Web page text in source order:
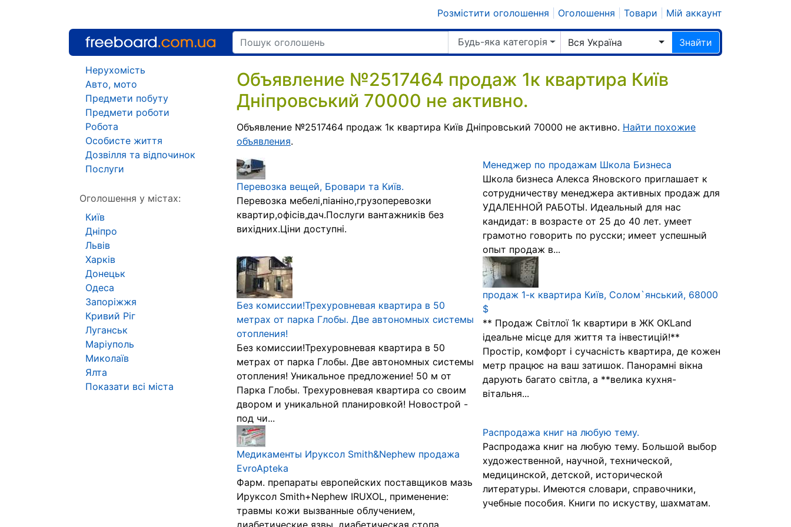
Розмістити оголошення Оголошення Товари Мій аккаунт
Будь-яка категорія Вся Україна Знайти
Объявление №2517464 продаж 1к квартира Київ
Дніпровський 70000 не активно.
Объявление №2517464 продаж 1к квартира Київ Дніпровський 70000 не активно. Найти похожие
объявления.
Перевозка вещей, Бровари та Київ.
Перевозка мебелі,піаніно,грузоперевозки
квартир,офісів,дач.Послуги вантажників без
вихідних.Ціни доступні.
Менеджер по продажам Школа Бизнеса
Школа бизнеса Алекса Яновского приглашает к
сотрудничеству менеджера активных продаж для
УДАЛЕННОЙ РАБОТЫ. Идеальный для нас
кандидат: в возрасте от 25 до 40 лет. умеет
грамотно говорить по русски; имеет успешный
опыт продаж в...
Без комиссии!Трехуровневая квартира в 50
метрах от парка Глобы. Две автономных системы
отопления!
Без комиссии!Трехуровневая квартира в 50
метрах от парка Глобы. Две автономных системы
отопления! Уникальное предложение! 50 м от
Парка Глобы. Трехуровневая квартира со своим
двором и уникальной планировкой! Новострой -
под чи...
продаж 1-к квартира Київ, Солом`янський, 68000
$
** Продаж Світлої 1к квартири в ЖК OKLand
ідеальне місце для життя та інвестицій!**
Простір, комфорт і сучасність квартира, де кожен
метр працює на ваш затишок. Панорамні вікна
дарують багато світла, а **велика кухня-
вітальня...
Медикаменты Ируксол Smith&Nephew продажа
EvroApteka
Фарм. препараты европейских поставщиков мазь
Ируксол Smith+Nephew IRUXOL, применение:
травмы кожи вызванные облучением,
диабетические язвы, диабетическая стопа.
Распродажа книг на любую тему.
Распродажа книг на любую тему. Большой выбор
художественной, научной, технической,
медицинской, детской, исторической
литературы. Имеются словари, справочники,
учебные пособия. Книги по искуству, шахматам.
Нерухомість
Авто, мото
Предмети побуту
Предмети роботи
Робота
Особисте життя
Дозвілля та відпочинок
Послуги
Оголошення у містах:
Київ
Дніпро
Львів
Харків
Донецьк
Одеса
Запоріжжя
Кривий Ріг
Луганськ
Маріуполь
Миколаїв
Ялта
Показати всі міста